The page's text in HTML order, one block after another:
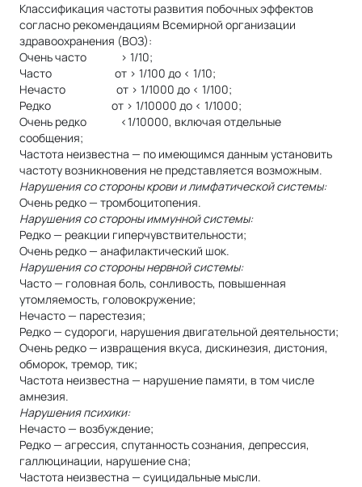
Классификация частоты развития побочных эффектов
согласно рекомендациям Всемирной организации
здравоохранения (ВОЗ):
Очень часто > 1/10;
Часто от > 1/100 до < 1/10;
Нечасто от > 1/1000 до < 1/100;
Редко от > 1/10000 до < 1/1000;
Очень редко <1/10000, включая отдельные
сообщения;
Частота неизвестна — по имеющимся данным установить
частоту возникновения не представляется возможным.
Нарушения со стороны крови и лимфатической системы:
Очень редко — тромбоцитопения.
Нарушения со стороны иммунной системы:
Редко — реакции гиперчувствительности;
Очень редко — анафилактический шок.
Нарушения со стороны нервной системы:
Часто — головная боль, сонливость, повышенная
утомляемость, головокружение;
Нечасто — парестезия;
Редко — судороги, нарушения двигательной деятельности;
Очень редко — извращения вкуса, дискинезия, дистония,
обморок, тремор, тик;
Частота неизвестна — нарушение памяти, в том числе
амнезия.
Нарушения психики:
Нечасто — возбуждение;
Редко — агрессия, спутанность сознания, депрессия,
галлюцинации, нарушение сна;
Частота неизвестна — суицидальные мысли.